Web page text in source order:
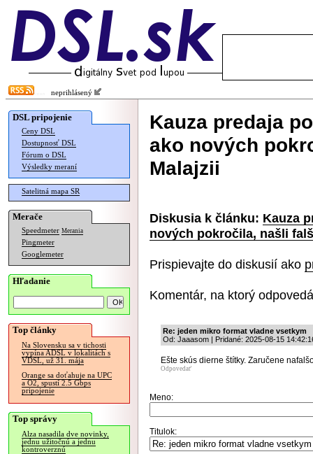
neprihlásený
DSL pripojenie
Ceny DSL
Dostupnosť DSL
Fórum o DSL
Výsledky meraní
Satelitná mapa SR
Merače
Speedmeter Merania
Pingmeter
Googlemeter
Hľadanie
Top články
Na Slovensku sa v tichosti
vypína ADSL v lokalitách s
VDSL, už 31. mája
Orange sa doťahuje na UPC
a O2, spustí 2.5 Gbps
pripojenie
Top správy
Alza nasadila dve novinky,
jednu užitočnú a jednu
kontroverznú
Kauza predaja
ako nových
Malajzii
Diskusia k článku: Kauza
nových pokročila, našli
Prispievajte do diskusií ako
Komentár, na ktorý
Re: jeden mikro format vladne vsetkym
Od: Jaaasom | Pridané: 2025-08-15
Ešte skús dierne štítky. Zaručene
Odpovedať
Meno:
Titulok: